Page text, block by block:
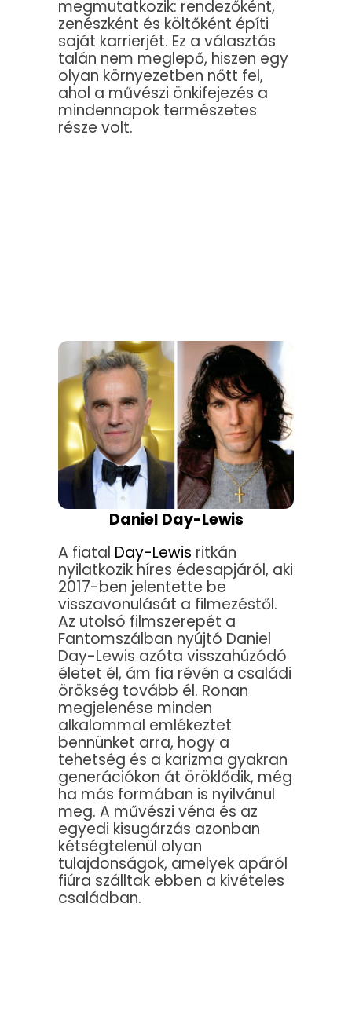
megmutatkozik: rendezőként,
zenészként és költőként építi
saját karrierjét. Ez a választás
talán nem meglepő, hiszen egy
olyan környezetben nőtt fel,
ahol a művészi önkifejezés a
mindennapok természetes
része volt.
Daniel Day-Lewis
A fiatal Day-Lewis ritkán
nyilatkozik híres édesapjáról, aki
2017-ben jelentette be
visszavonulását a filmezéstől.
Az utolsó filmszerepét a
Fantomszálban nyújtó Daniel
Day-Lewis azóta visszahúzódó
életet él, ám fia révén a családi
örökség tovább él. Ronan
megjelenése minden
alkalommal emlékeztet
bennünket arra, hogy a
tehetség és a karizma gyakran
generációkon át öröklődik, még
ha más formában is nyilvánul
meg. A művészi véna és az
egyedi kisugárzás azonban
kétségtelenül olyan
tulajdonságok, amelyek apáról
fiúra szálltak ebben a kivételes
családban.